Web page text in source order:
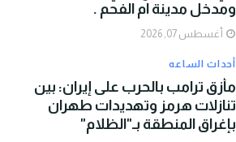
ومدخل مدينة ام الفحم .
أغسطس 07, 2026
أحداث الساعه
مأزق ترامب بالحرب على إيران: بين
تنازلات هرمز وتهديدات طهران
بإغراق المنطقة بـ"الظلام"